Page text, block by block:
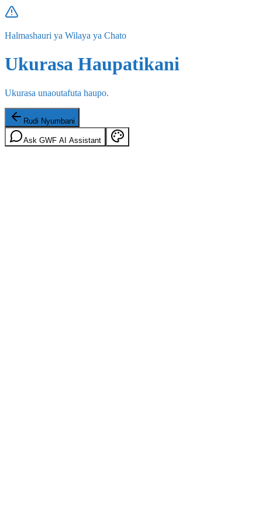
Halmashauri ya Wilaya ya Chato
Ukurasa Haupatikani
Ukurasa unaoutafuta haupo.
Rudi Nyumbani
Ask GWF AI Assistant